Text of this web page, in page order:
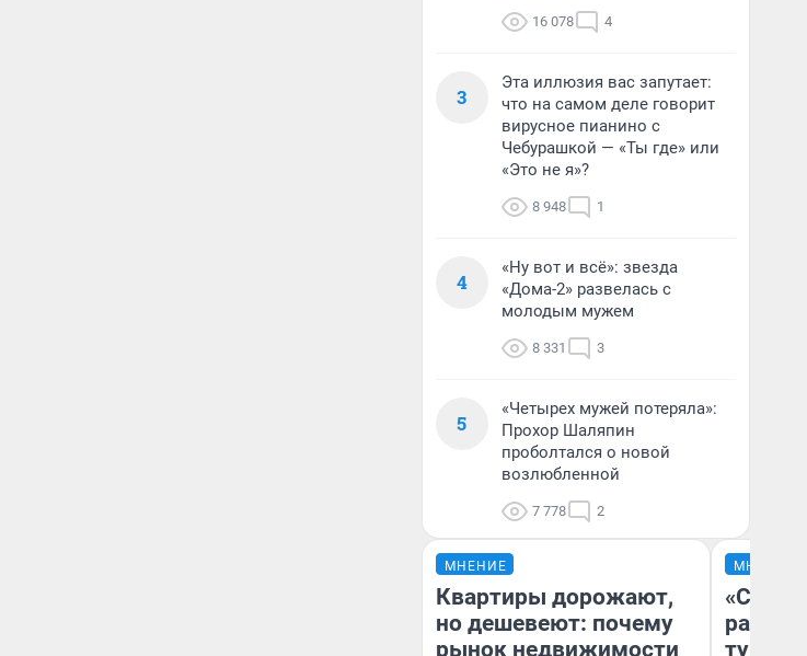
16 078 4
3
Эта иллюзия вас запутает:
что на самом деле говорит
вирусное пианино с
Чебурашкой — «Ты где» или
«Это не я»?
8 948 1
4
«Ну вот и всё»: звезда
«Дома-2» развелась с
молодым мужем
8 331 3
5
«Четырех мужей потеряла»:
Прохор Шаляпин
проболтался о новой
возлюбленной
7 778 2
МНЕНИЕ
Квартиры дорожают,
но дешевеют: почему
рынок недвижимости
МНЕНИЕ